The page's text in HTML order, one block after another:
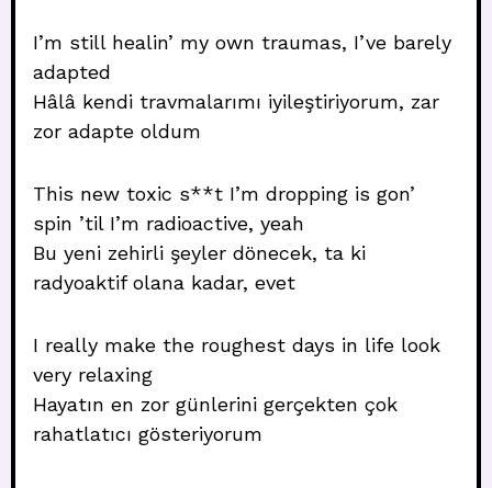
I’m still healin’ my own traumas, I’ve barely
adapted
Hâlâ kendi travmalarımı iyileştiriyorum, zar
zor adapte oldum
This new toxic s**t I’m dropping is gon’
spin ’til I’m radioactive, yeah
Bu yeni zehirli şeyler dönecek, ta ki
radyoaktif olana kadar, evet
I really make the roughest days in life look
very relaxing
Hayatın en zor günlerini gerçekten çok
rahatlatıcı gösteriyorum